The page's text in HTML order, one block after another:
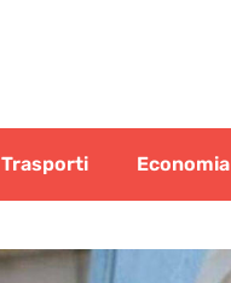
Trasporti Economia